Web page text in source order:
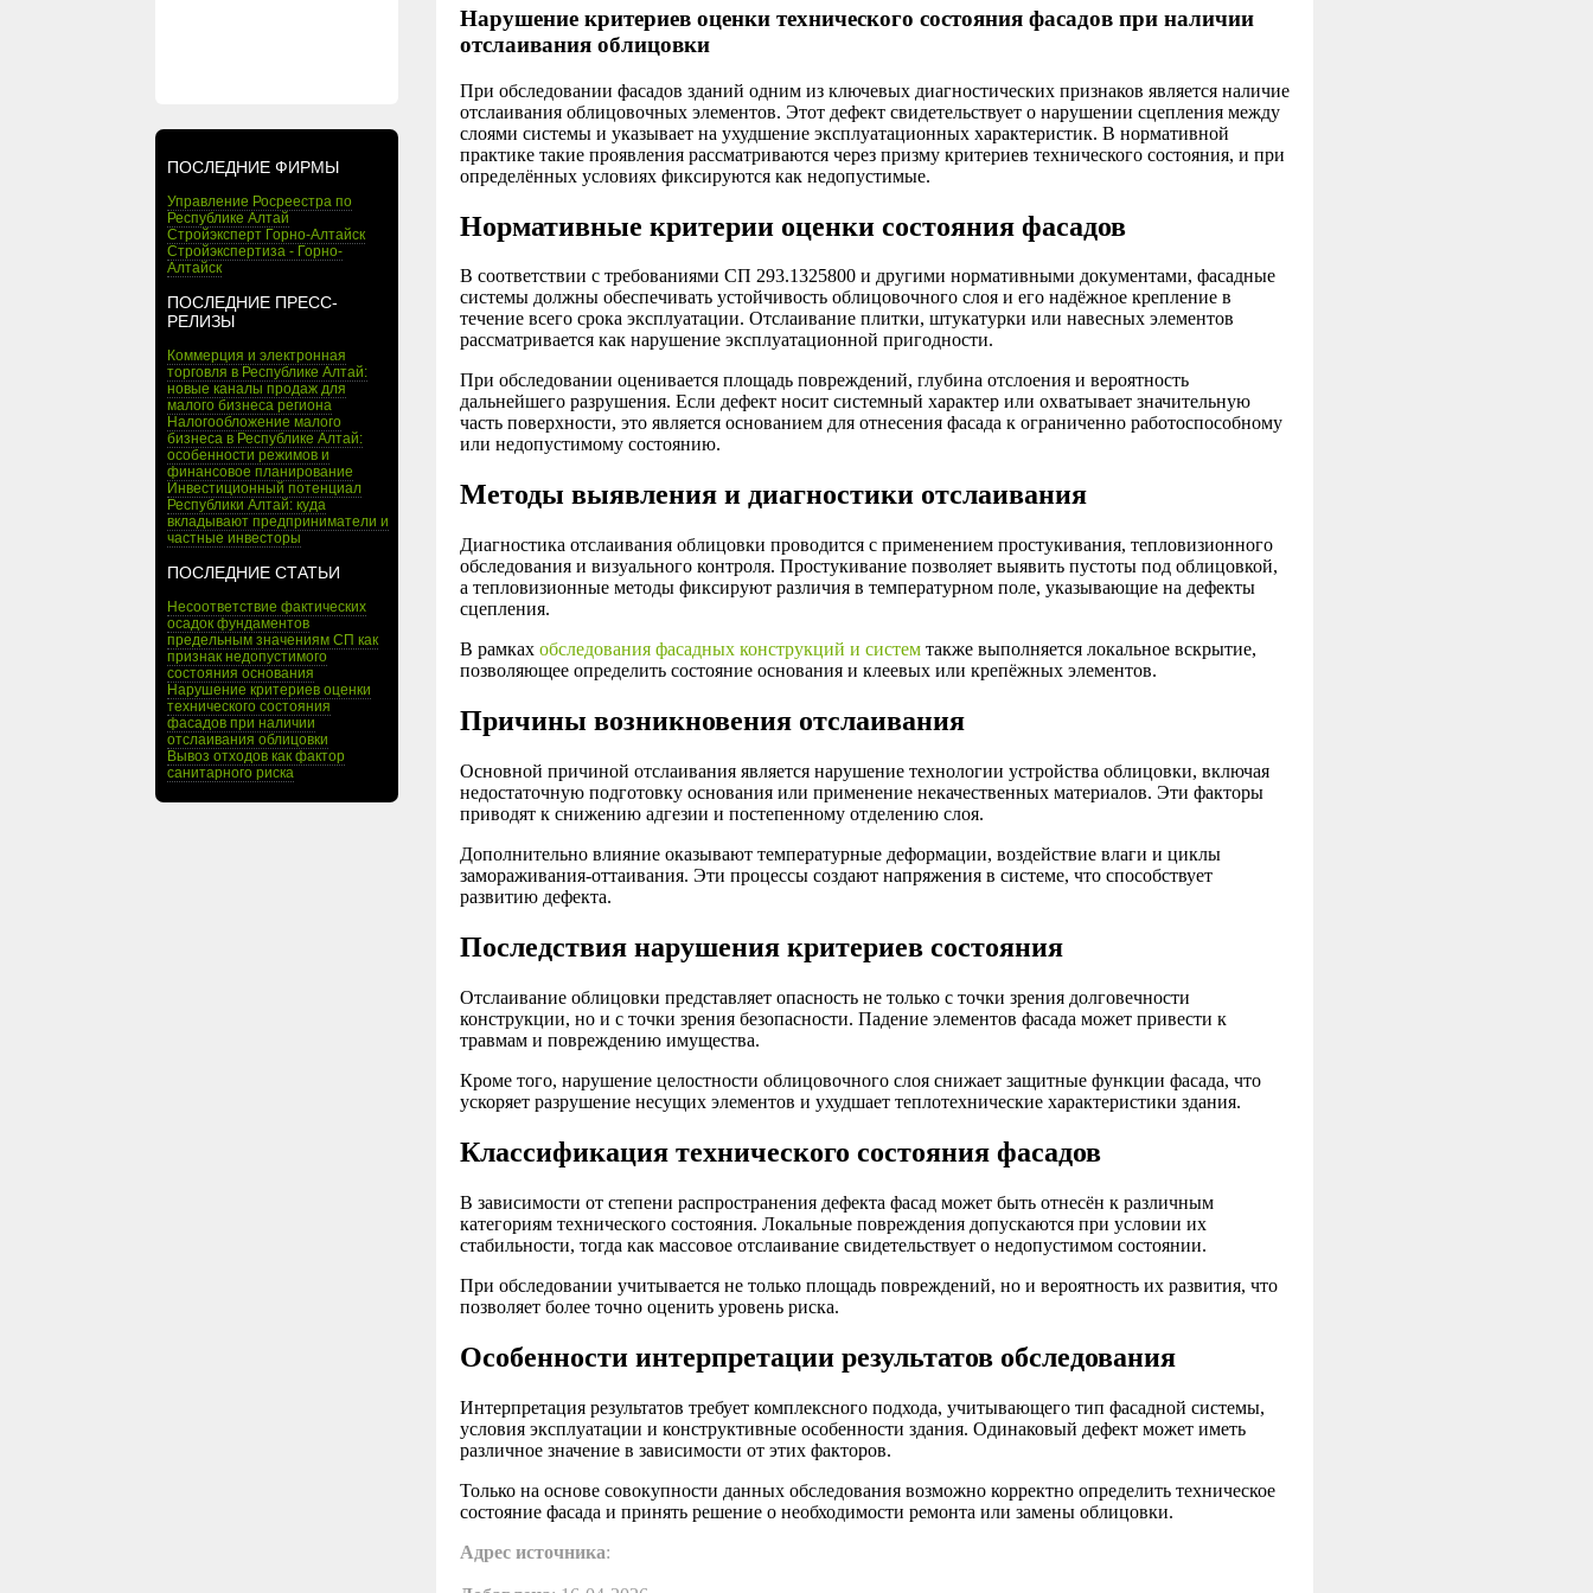
ПОСЛЕДНИЕ ФИРМЫ
Управление Росреестра по
Республике Алтай
Стройэксперт Горно-Алтайск
Стройэкспертиза - Горно-
Алтайск
ПОСЛЕДНИЕ ПРЕСС-
РЕЛИЗЫ
Коммерция и электронная
торговля в Республике Алтай:
новые каналы продаж для
малого бизнеса региона
Налогообложение малого
бизнеса в Республике Алтай:
особенности режимов и
финансовое планирование
Инвестиционный потенциал
Республики Алтай: куда
вкладывают предприниматели и
частные инвесторы
ПОСЛЕДНИЕ СТАТЬИ
Несоответствие фактических
осадок фундаментов
предельным значениям СП как
признак недопустимого
состояния основания
Нарушение критериев оценки
технического состояния
фасадов при наличии
отслаивания облицовки
Вывоз отходов как фактор
санитарного риска
Нарушение критериев оценки технического состояния фасадов при наличии
отслаивания облицовки
При обследовании фасадов зданий одним из ключевых диагностических признаков является наличие
отслаивания облицовочных элементов. Этот дефект свидетельствует о нарушении сцепления между
слоями системы и указывает на ухудшение эксплуатационных характеристик. В нормативной
практике такие проявления рассматриваются через призму критериев технического состояния, и при
определённых условиях фиксируются как недопустимые.
Нормативные критерии оценки состояния фасадов
В соответствии с требованиями СП 293.1325800 и другими нормативными документами, фасадные
системы должны обеспечивать устойчивость облицовочного слоя и его надёжное крепление в
течение всего срока эксплуатации. Отслаивание плитки, штукатурки или навесных элементов
рассматривается как нарушение эксплуатационной пригодности.
При обследовании оценивается площадь повреждений, глубина отслоения и вероятность
дальнейшего разрушения. Если дефект носит системный характер или охватывает значительную
часть поверхности, это является основанием для отнесения фасада к ограниченно работоспособному
или недопустимому состоянию.
Методы выявления и диагностики отслаивания
Диагностика отслаивания облицовки проводится с применением простукивания, тепловизионного
обследования и визуального контроля. Простукивание позволяет выявить пустоты под облицовкой,
а тепловизионные методы фиксируют различия в температурном поле, указывающие на дефекты
сцепления.
В рамках обследования фасадных конструкций и систем также выполняется локальное вскрытие,
позволяющее определить состояние основания и клеевых или крепёжных элементов.
Причины возникновения отслаивания
Основной причиной отслаивания является нарушение технологии устройства облицовки, включая
недостаточную подготовку основания или применение некачественных материалов. Эти факторы
приводят к снижению адгезии и постепенному отделению слоя.
Дополнительно влияние оказывают температурные деформации, воздействие влаги и циклы
замораживания-оттаивания. Эти процессы создают напряжения в системе, что способствует
развитию дефекта.
Последствия нарушения критериев состояния
Отслаивание облицовки представляет опасность не только с точки зрения долговечности
конструкции, но и с точки зрения безопасности. Падение элементов фасада может привести к
травмам и повреждению имущества.
Кроме того, нарушение целостности облицовочного слоя снижает защитные функции фасада, что
ускоряет разрушение несущих элементов и ухудшает теплотехнические характеристики здания.
Классификация технического состояния фасадов
В зависимости от степени распространения дефекта фасад может быть отнесён к различным
категориям технического состояния. Локальные повреждения допускаются при условии их
стабильности, тогда как массовое отслаивание свидетельствует о недопустимом состоянии.
При обследовании учитывается не только площадь повреждений, но и вероятность их развития, что
позволяет более точно оценить уровень риска.
Особенности интерпретации результатов обследования
Интерпретация результатов требует комплексного подхода, учитывающего тип фасадной системы,
условия эксплуатации и конструктивные особенности здания. Одинаковый дефект может иметь
различное значение в зависимости от этих факторов.
Только на основе совокупности данных обследования возможно корректно определить техническое
состояние фасада и принять решение о необходимости ремонта или замены облицовки.
Адрес источника: